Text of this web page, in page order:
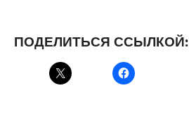
ПОДЕЛИТЬСЯ ССЫЛКОЙ: